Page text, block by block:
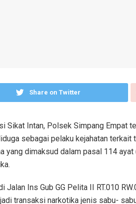
Share on Twitter
Sikat Intan, Polsek Simpang Empat
sebagai pelaku kejahatan terkait
yang dimaksud dalam pasal 114 ayat
Ins Gub GG Pelita II RT.010
transaksi narkotika jenis sabu-